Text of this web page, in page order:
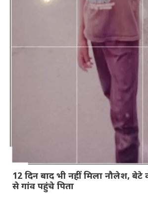
12 दिन बाद भी नहीं मिला नौलेश,
से गांव पहुंचे पिता